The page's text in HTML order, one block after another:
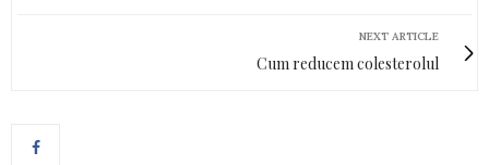
NEXT ARTICLE
Cum reducem colesterolul